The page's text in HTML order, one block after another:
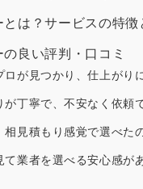
は？サービスの特徴
良い評判・口コミ
ロが見つかり、仕上がり
が丁寧で、不安なく依頼
相見積もり感覚で選べた
て業者を選べる安心感が